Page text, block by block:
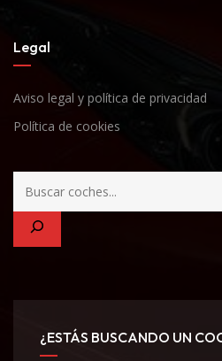
Legal
Aviso legal y política de privacidad
Política de cookies
¿ESTÁS BUSCANDO UN